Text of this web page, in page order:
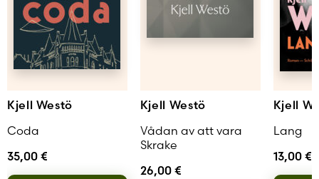
samlingen Lugna favoriter har Kjell Westö
samlat ihop de bästa novellerna från de
tidiga författaråren och kompletterad med
ett par nyskrivna stycken samt ett förord. […]
Var och en av dessa noveller rymmer stoff till
se
Kjell Westö
Coda
35,00 €
Kjell Westö
Vådan av att vara
Skrake
26,00 €
Kjell
Lang
13,00 €